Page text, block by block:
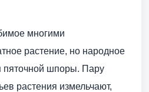
многими
растение, но народное
пяточной шпоры. Пару
растения измельчают,